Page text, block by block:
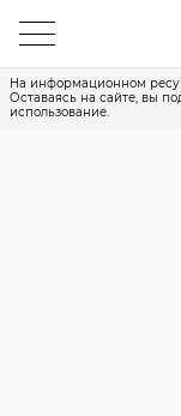
На информационном
Оставаясь на сайте, вы
использование.